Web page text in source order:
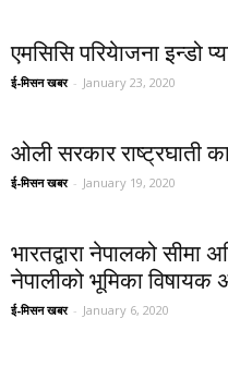
एमसिसि परियेाजना इन्डो
ई-मिसन खबर - January 23, 2020
ओली सरकार राष्ट्रघाती
ई-मिसन खबर - January 19, 2020
भारतद्वारा नेपालको सीमा
नेपालीको भूमिका विषायक
ई-मिसन खबर - January 6, 2020